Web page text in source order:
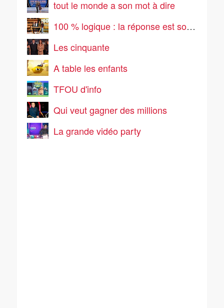
tout le monde a son mot à dire
100 % logique : la réponse est sous vos yeux
Les cinquante
A table les enfants
TFOU d'info
Qui veut gagner des millions
La grande vidéo party